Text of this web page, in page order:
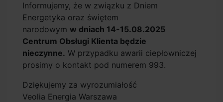
Informujemy, że w związku z Dniem
Energetyka oraz świętem
narodowym w dniach 14-15.08.2025
Centrum Obsługi Klienta będzie
nieczynne. W przypadku awarii ciepłowniczej
prosimy o kontakt pod numerem 993.
Dziękujemy za wyrozumiałość
Veolia Energia Warszawa